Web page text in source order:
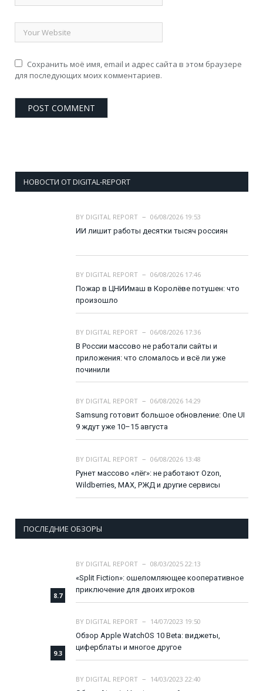
Сохранить моё имя, email и адрес сайта в этом браузере
для последующих моих комментариев.
НОВОСТИ ОТ DIGITAL-REPORT
BY DIGITAL REPORT
06/08/2026 19:53
ИИ лишит работы десятки тысяч россиян
BY DIGITAL REPORT
06/08/2026 17:46
Пожар в ЦНИИмаш в Королёве потушен: что
произошло
BY DIGITAL REPORT
06/08/2026 17:36
В России массово не работали сайты и
приложения: что сломалось и всё ли уже
починили
BY DIGITAL REPORT
06/08/2026 14:29
Samsung готовит большое обновление: One UI
9 ждут уже 10–15 августа
BY DIGITAL REPORT
06/08/2026 13:48
Рунет массово «лёг»: не работают Ozon,
Wildberries, MAX, РЖД и другие сервисы
ПОСЛЕДНИЕ ОБЗОРЫ
8.7
BY DIGITAL REPORT
08/03/2025 22:13
«Split Fiction»: ошеломляющее кооперативное
приключение для двоих игроков
9.3
BY DIGITAL REPORT
14/07/2023 19:50
Обзор Apple WatchOS 10 Beta: виджеты,
циферблаты и многое другое
BY DIGITAL REPORT
14/03/2023 22:40